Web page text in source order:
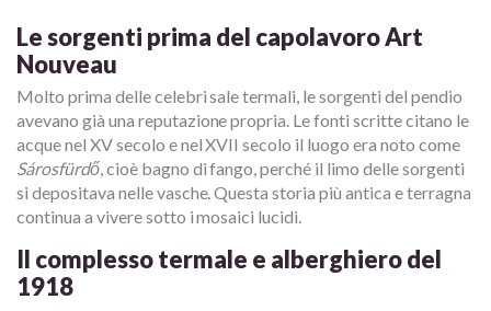
Le sorgenti prima del capolavoro Art
Nouveau
Molto prima delle celebri sale termali, le sorgenti del pendio
avevano già una reputazione propria. Le fonti scritte citano le
acque nel XV secolo e nel XVII secolo il luogo era noto come
Sárosfürdő, cioè bagno di fango, perché il limo delle sorgenti
si depositava nelle vasche. Questa storia più antica e terragna
continua a vivere sotto i mosaici lucidi.
Il complesso termale e alberghiero del
1918